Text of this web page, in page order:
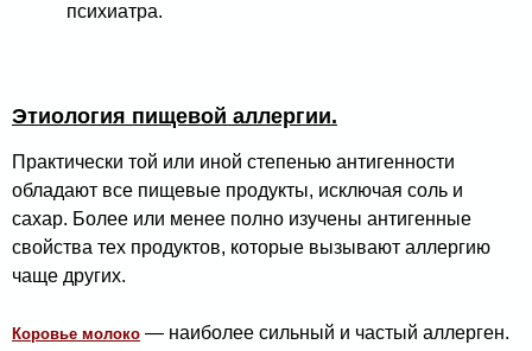
психиатра.
Этиология пищевой аллергии.
Практически той или иной степенью антигенности
обладают все пищевые продукты, исключая соль и
сахар. Более или менее полно изучены антигенные
свойства тех продуктов, ко­торые вызывают аллергию
чаще других.
Коровье молоко — наиболее сильный и частый аллерген.